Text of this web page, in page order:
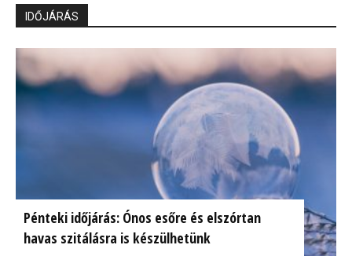
IDŐJÁRÁS
Pénteki időjárás: Ónos esőre és elszórtan
havas szitálásra is készülhetünk